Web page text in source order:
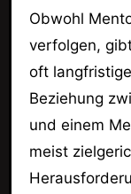
Obwohl
verfolgen,
oft
Beziehung
und einem
meist